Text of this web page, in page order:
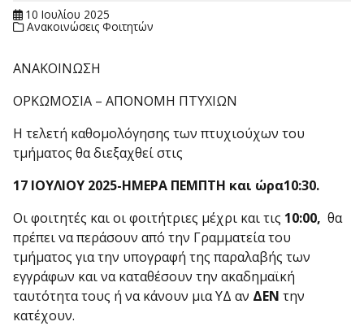
10 Ιουλίου 2025
Ανακοινώσεις Φοιτητών
ΑΝΑΚΟΙΝΩΣΗ
ΟΡΚΩΜΟΣΙΑ – ΑΠΟΝΟΜΗ ΠΤΥΧΙΩΝ
Η τελετή καθομολόγησης των πτυχιούχων του
τμήματος θα διεξαχθεί στις
17 ΙΟΥΛΙΟΥ 2025-ΗΜΕΡΑ ΠΕΜΠΤΗ και ώρα10:30.
Οι φοιτητές και οι φοιτήτριες μέχρι και τις 10:00, θα
πρέπει να περάσουν από την Γραμματεία του
τμήματος για την υπογραφή της παραλαβής των
εγγράφων και να καταθέσουν την ακαδημαϊκή
ταυτότητα τους ή να κάνουν μια ΥΔ αν ΔΕΝ την
κατέχουν.